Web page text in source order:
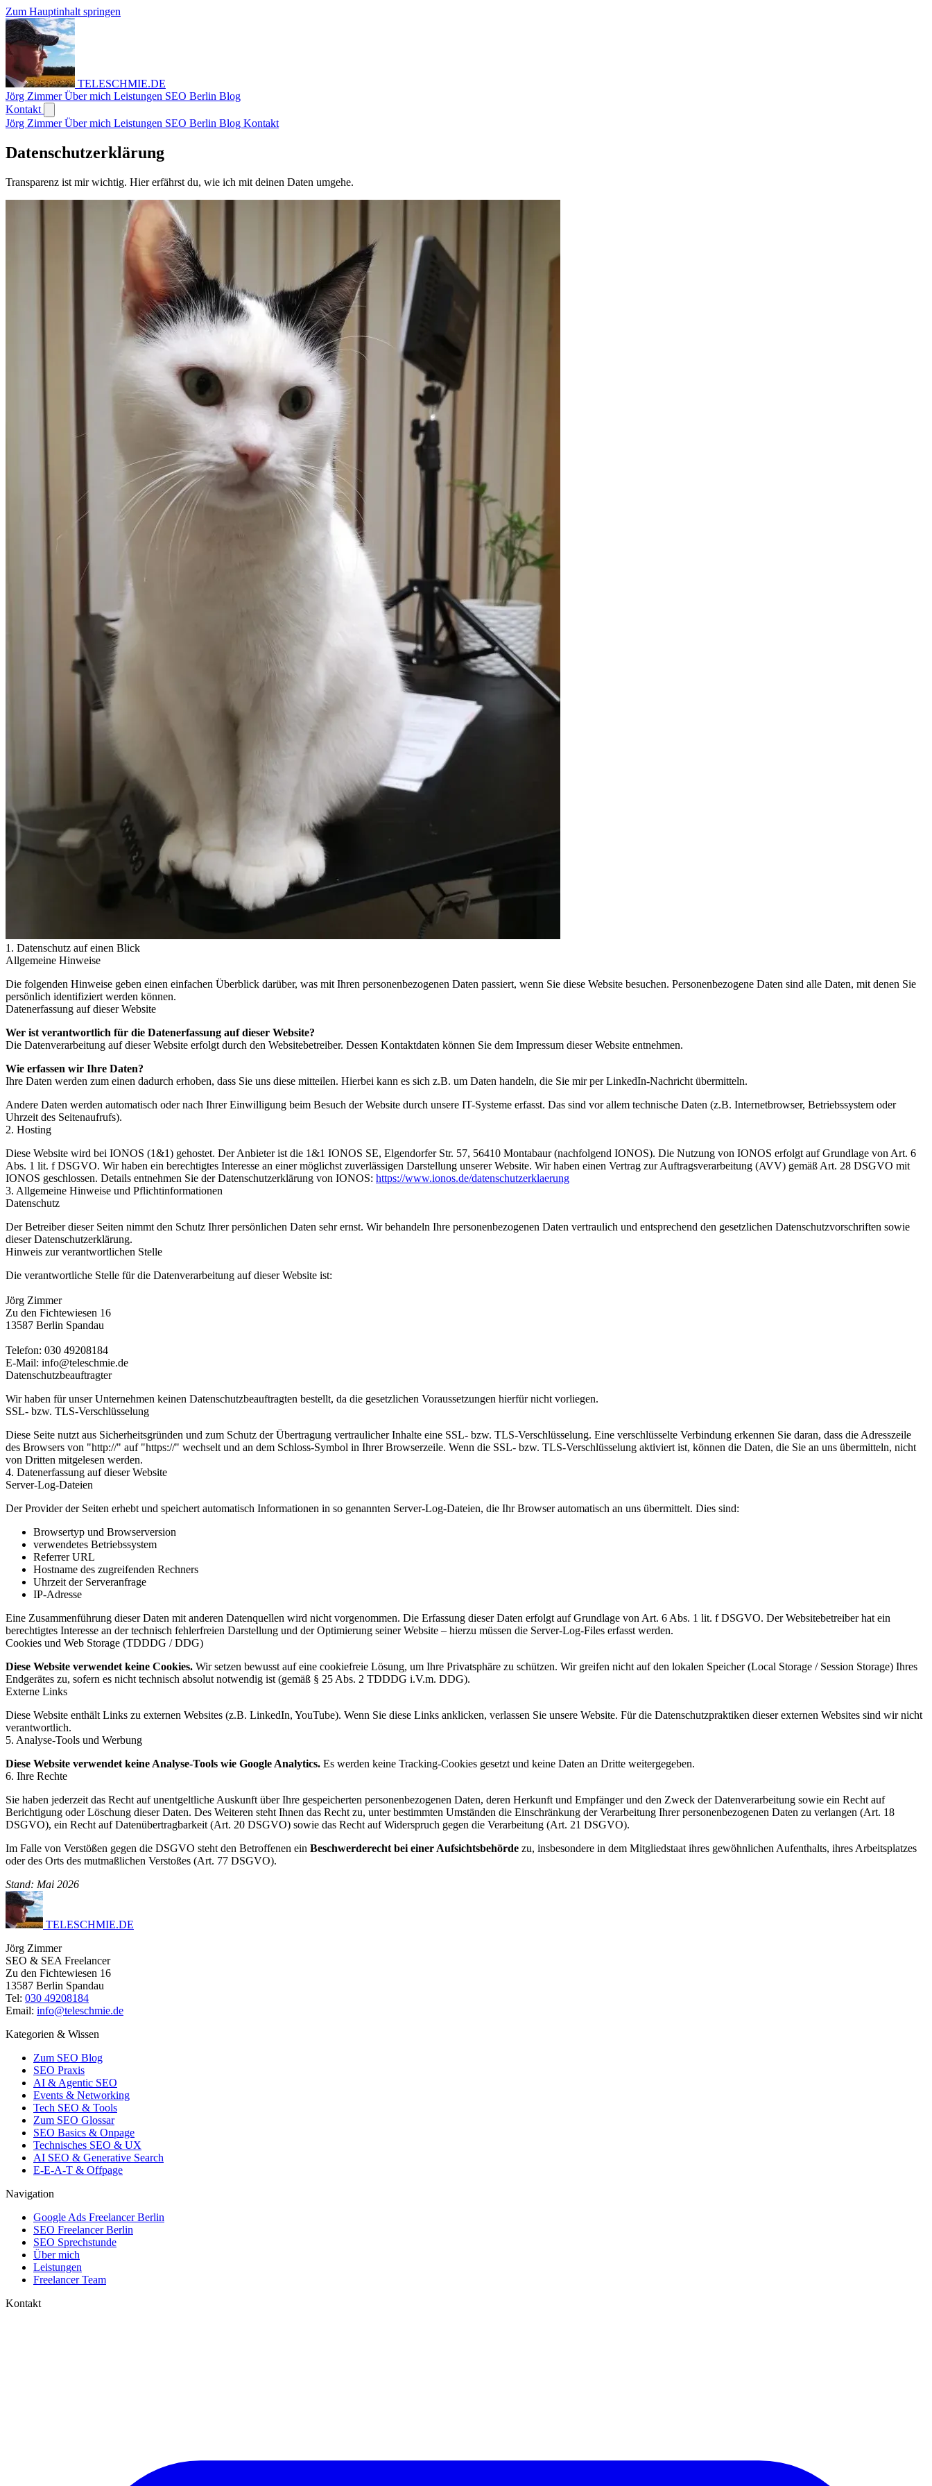
Zum Hauptinhalt springen
TELESCHMIE.DE
Jörg ZimmerÜber mich Leistungen SEO Berlin Blog
Kontakt
Jörg ZimmerÜber mich Leistungen SEO Berlin Blog Kontakt
Datenschutzerklärung
Transparenz ist mir wichtig. Hier erfährst du, wie ich mit deinen Daten umgehe.
1. Datenschutz auf einen Blick
Allgemeine Hinweise
Die folgenden Hinweise geben einen einfachen Überblick darüber, was mit Ihren personenbezogenen Daten passiert, wenn Sie diese Website besuchen. Personenbezogene Daten sind alle Daten, mit denen Sie
persönlich identifiziert werden können.
Datenerfassung auf dieser Website
Wer ist verantwortlich für die Datenerfassung auf dieser Website?
Die Datenverarbeitung auf dieser Website erfolgt durch den Websitebetreiber. Dessen Kontaktdaten können Sie dem Impressum dieser Website entnehmen.
Wie erfassen wir Ihre Daten?
Ihre Daten werden zum einen dadurch erhoben, dass Sie uns diese mitteilen. Hierbei kann es sich z.B. um Daten handeln, die Sie mir per LinkedIn-Nachricht übermitteln.
Andere Daten werden automatisch oder nach Ihrer Einwilligung beim Besuch der Website durch unsere IT-Systeme erfasst. Das sind vor allem technische Daten (z.B. Internetbrowser, Betriebssystem oder
Uhrzeit des Seitenaufrufs).
2. Hosting
Diese Website wird bei IONOS (1&1) gehostet. Der Anbieter ist die 1&1 IONOS SE, Elgendorfer Str. 57, 56410 Montabaur (nachfolgend IONOS). Die Nutzung von IONOS erfolgt auf Grundlage von Art. 6
Abs. 1 lit. f DSGVO. Wir haben ein berechtigtes Interesse an einer möglichst zuverlässigen Darstellung unserer Website. Wir haben einen Vertrag zur Auftragsverarbeitung (AVV) gemäß Art. 28 DSGVO mit
IONOS geschlossen. Details entnehmen Sie der Datenschutzerklärung von IONOS: https://www.ionos.de/datenschutzerklaerung
3. Allgemeine Hinweise und Pflichtinformationen
Datenschutz
Der Betreiber dieser Seiten nimmt den Schutz Ihrer persönlichen Daten sehr ernst. Wir behandeln Ihre personenbezogenen Daten vertraulich und entsprechend den gesetzlichen Datenschutzvorschriften sowie
dieser Datenschutzerklärung.
Hinweis zur verantwortlichen Stelle
Die verantwortliche Stelle für die Datenverarbeitung auf dieser Website ist:
Jörg Zimmer
Zu den Fichtewiesen 16
13587 Berlin Spandau
Telefon: 030 49208184
E-Mail: info@teleschmie.de
Datenschutzbeauftragter
Wir haben für unser Unternehmen keinen Datenschutzbeauftragten bestellt, da die gesetzlichen Voraussetzungen hierfür nicht vorliegen.
SSL- bzw. TLS-Verschlüsselung
Diese Seite nutzt aus Sicherheitsgründen und zum Schutz der Übertragung vertraulicher Inhalte eine SSL- bzw. TLS-Verschlüsselung. Eine verschlüsselte Verbindung erkennen Sie daran, dass die Adresszeile
des Browsers von "http://" auf "https://" wechselt und an dem Schloss-Symbol in Ihrer Browserzeile. Wenn die SSL- bzw. TLS-Verschlüsselung aktiviert ist, können die Daten, die Sie an uns übermitteln, nicht
von Dritten mitgelesen werden.
4. Datenerfassung auf dieser Website
Server-Log-Dateien
Der Provider der Seiten erhebt und speichert automatisch Informationen in so genannten Server-Log-Dateien, die Ihr Browser automatisch an uns übermittelt. Dies sind:
Browsertyp und Browserversion
verwendetes Betriebssystem
Referrer URL
Hostname des zugreifenden Rechners
Uhrzeit der Serveranfrage
IP-Adresse
Eine Zusammenführung dieser Daten mit anderen Datenquellen wird nicht vorgenommen. Die Erfassung dieser Daten erfolgt auf Grundlage von Art. 6 Abs. 1 lit. f DSGVO. Der Websitebetreiber hat ein
berechtigtes Interesse an der technisch fehlerfreien Darstellung und der Optimierung seiner Website – hierzu müssen die Server-Log-Files erfasst werden.
Cookies und Web Storage (TDDDG / DDG)
Diese Website verwendet keine Cookies. Wir setzen bewusst auf eine cookiefreie Lösung, um Ihre Privatsphäre zu schützen. Wir greifen nicht auf den lokalen Speicher (Local Storage / Session Storage) Ihres
Endgerätes zu, sofern es nicht technisch absolut notwendig ist (gemäß § 25 Abs. 2 TDDDG i.V.m. DDG).
Externe Links
Diese Website enthält Links zu externen Websites (z.B. LinkedIn, YouTube). Wenn Sie diese Links anklicken, verlassen Sie unsere Website. Für die Datenschutzpraktiken dieser externen Websites sind wir nicht
verantwortlich.
5. Analyse-Tools und Werbung
Diese Website verwendet keine Analyse-Tools wie Google Analytics. Es werden keine Tracking-Cookies gesetzt und keine Daten an Dritte weitergegeben.
6. Ihre Rechte
Sie haben jederzeit das Recht auf unentgeltliche Auskunft über Ihre gespeicherten personenbezogenen Daten, deren Herkunft und Empfänger und den Zweck der Datenverarbeitung sowie ein Recht auf
Berichtigung oder Löschung dieser Daten. Des Weiteren steht Ihnen das Recht zu, unter bestimmten Umständen die Einschränkung der Verarbeitung Ihrer personenbezogenen Daten zu verlangen (Art. 18
DSGVO), ein Recht auf Datenübertragbarkeit (Art. 20 DSGVO) sowie das Recht auf Widerspruch gegen die Verarbeitung (Art. 21 DSGVO).
Im Falle von Verstößen gegen die DSGVO steht den Betroffenen ein Beschwerderecht bei einer Aufsichtsbehörde zu, insbesondere in dem Mitgliedstaat ihres gewöhnlichen Aufenthalts, ihres Arbeitsplatzes
oder des Orts des mutmaßlichen Verstoßes (Art. 77 DSGVO).
Stand: Mai 2026
TELESCHMIE.DE
Jörg Zimmer
SEO & SEA Freelancer
Zu den Fichtewiesen 16
13587 Berlin Spandau
Tel: 030 49208184
Email: info@teleschmie.de
Kategorien & Wissen
Zum SEO Blog
SEO Praxis
AI & Agentic SEO
Events & Networking
Tech SEO & Tools
Zum SEO Glossar
SEO Basics & Onpage
Technisches SEO & UX
AI SEO & Generative Search
E-E-A-T & Offpage
Navigation
Google Ads Freelancer Berlin
SEO Freelancer Berlin
SEO Sprechstunde
Über mich
Leistungen
Freelancer Team
Kontakt